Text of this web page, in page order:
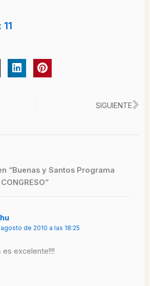
11
SIGUIENTE
“Buenas y Santos Programa
de 2010 a las 18:25
excelente!!!!